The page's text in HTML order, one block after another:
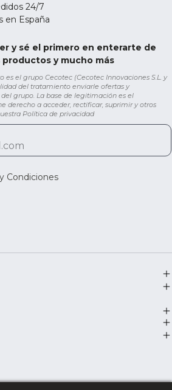
24/7
en España
y sé el primero en enterarte de
y mucho más
es el grupo Cecotec (Cecotec Innovaciones S.L. y
del tratamiento enviarle ofertas y
grupo. La base de legitimación es el
derecho a acceder, rectificar, suprimir y otros
Política de privacidad
Condiciones